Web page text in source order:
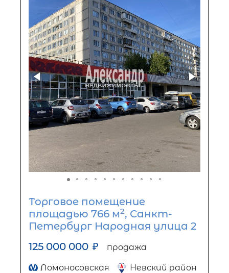
Торговое помещение
площадью 766 м2, Санкт-
Петербург Народная улица 2
125 000 000 ₽ продажа
Ломоносовская Невский район